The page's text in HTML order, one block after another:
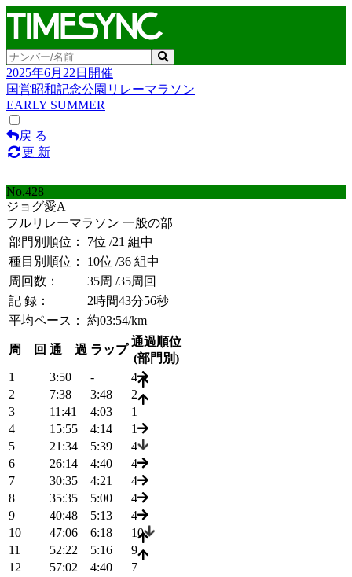
2025年6月22日開催
国営昭和記念公園リレーマラソン
EARLY SUMMER
戻 る
更 新
No.428
ジョグ愛A
フルリレーマラソン 一般の部
部門別順位：
7位 /21 組中
種目別順位：
10位 /36 組中
周回数：
35周 /35周回
記 録：
2時間43分56秒
平均ペース：
約03:54/km
周 回 通 過 ラップ
通過順位
(部門別)
1
3:50 -
4
2
7:38 3:48
2
3
11:41 4:03
1
4
15:55 4:14
1
5
21:34 5:39
4
6
26:14 4:40
4
7
30:35 4:21
4
8
35:35 5:00
4
9
40:48 5:13
4
10
47:06 6:18
10
11
52:22 5:16
9
12
57:02 4:40
7